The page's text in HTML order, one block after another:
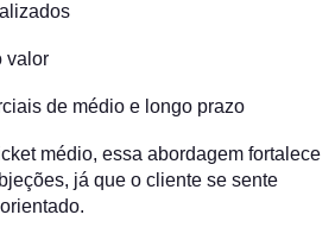
valor
de médio e longo prazo
médio, essa abordagem fortalece
já que o cliente se sente